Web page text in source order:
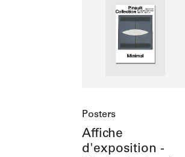
Posters
Affiche
d'exposition -